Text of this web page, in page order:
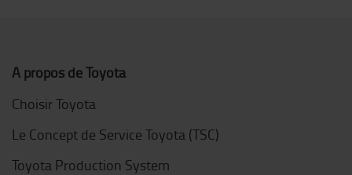
A propos de Toyota
Choisir Toyota
Le Concept de Service Toyota (TSC)
Toyota Production System